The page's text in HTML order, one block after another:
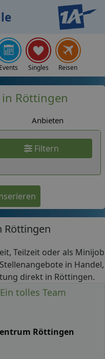
Events Singles Reisen
Röttingen
Anbieten
Filtern
Röttingen
Teilzeit oder als Minijob
in Handel,
direkt in Röttingen.
tolles Team
Röttingen